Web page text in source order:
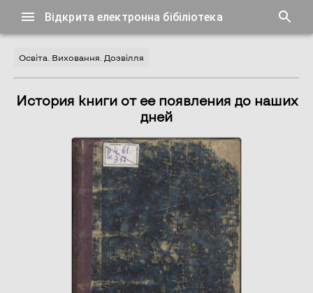
Відкрита електронна бібіліотека
Освіта. Виховання. Дозвілля
История книги от ее появления до наших
дней